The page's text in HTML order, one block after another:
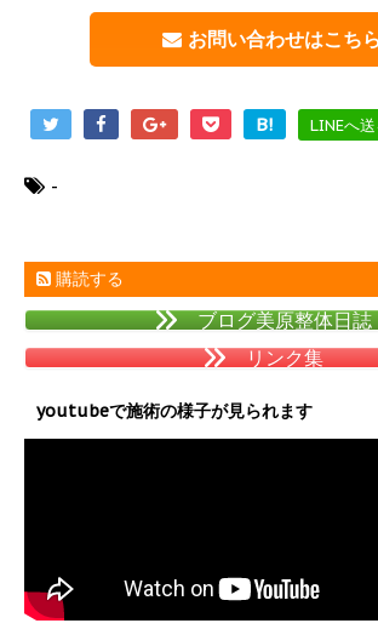
お問い合わせはこちら
B! LINEへ
-
購読する
ブログ美原整体日誌
リンク集
youtubeで施術の様子が見られます